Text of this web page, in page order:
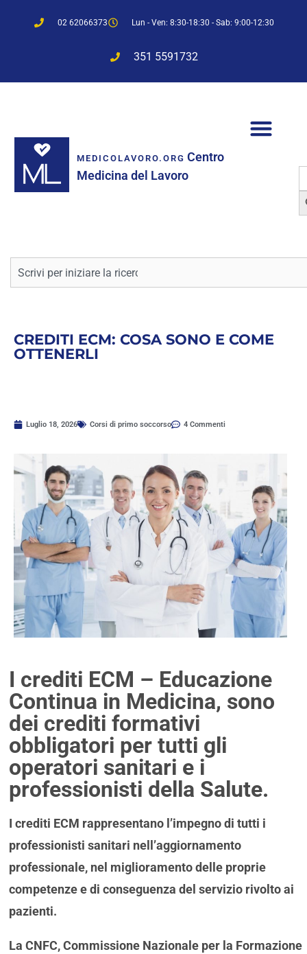
02 62066373 Lun - Ven: 8:30-18:30 - Sab: 9:00-12:30
351 5591732
MEDICOLAVORO.ORG Centro
Medicina del Lavoro
Cerca
CREDITI ECM: COSA SONO E COME
OTTENERLI
Luglio 18, 2026 Corsi di primo soccorso 4 Commenti
I crediti ECM – Educazione
Continua in Medicina, sono
dei crediti formativi
obbligatori per tutti gli
operatori sanitari e i
professionisti della Salute.
I crediti ECM rappresentano l’impegno di tutti i
professionisti sanitari nell’aggiornamento
professionale, nel miglioramento delle proprie
competenze e di conseguenza del servizio rivolto ai
pazienti.
La CNFC, Commissione Nazionale per la Formazione